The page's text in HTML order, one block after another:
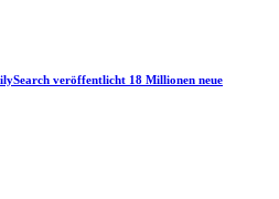
veröffentlicht 18 Millionen neue